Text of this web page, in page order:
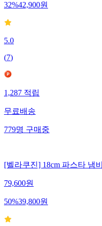
32%42,900원
5.0
(7)
1,287 적립
무료배송
779명 구매중
[벨라쿠진] 18cm 파스타 냄
79,600원
50%39,800원